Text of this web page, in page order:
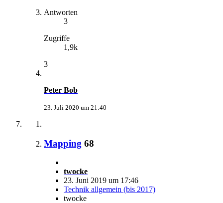
Antworten
3
Zugriffe
1,9k
3
Peter Bob
23. Juli 2020 um 21:40
Mapping 68
twocke
23. Juni 2019 um 17:46
Technik allgemein (bis 2017)
twocke